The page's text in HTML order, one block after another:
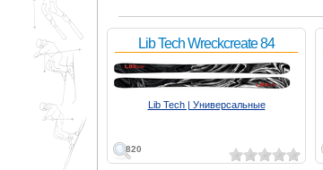
820
Lib Tech Wreckcreate 84
Lib Tech | Универсальные